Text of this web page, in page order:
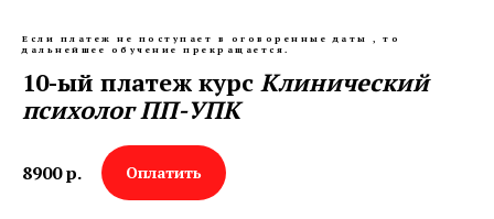
Если платеж не поступает в оговоренные даты , то
дальнейшее обучение прекращается.
10-ый платеж курс Клинический
психолог ПП-УПК
8900р. Оплатить